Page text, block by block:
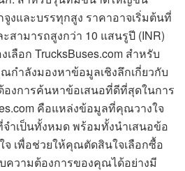
งและบรรทุกสูง ราคาอาจเริ่มต้นที่
สามารถสูงกว่า 10 แสนรูปี (INR)
เลือก TrucksBuses.com สำหรับ
กำลังมองหาข้อมูลเชิงลึกเกี่ยวกับ
องการค้นหาข้อเสนอที่ดีที่สุดในการ
คือแหล่งข้อมูลที่คุณวางใจ
ำเป็นทั้งหมด พร้อมทั้งนำเสนอข้อ
เพื่อช่วยให้คุณตัดสินใจเลือกซื้อ
ความต้องการของคุณได้อย่างมี